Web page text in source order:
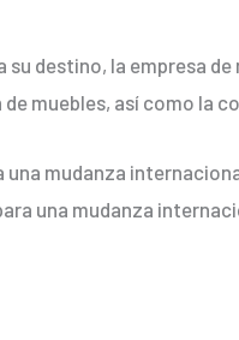
destino, la empresa
muebles, así como la
una mudanza
una mudanza